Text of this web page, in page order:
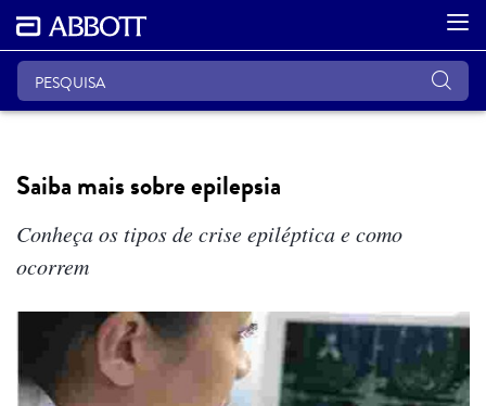
Saiba mais sobre epilepsia
Conheça os tipos de crise epiléptica e como
ocorrem